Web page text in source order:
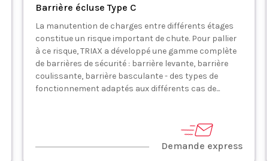
Barrière écluse Type C
La manutention de charges entre différents étages
constitue un risque important de chute. Pour pallier
à ce risque, TRIAX a développé une gamme complète
de barrières de sécurité : barrière levante, barrière
coulissante, barrière basculante - des types de
fonctionnement adaptés aux différents cas de...
Demande express